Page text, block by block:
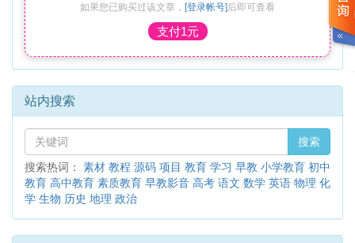
如果您已购买过该文章， [登录帐号]后即可查看
支付1元
站内搜索
搜索
搜索热词： 素材 教程 源码 项目 教育 学习 早教 小学教育 初中
教育 高中教育 素质教育 早教影音 高考 语文 数学 英语 物理 化
学 生物 历史 地理 政治